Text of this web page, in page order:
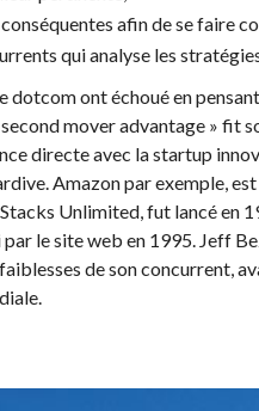
afin de se faire
qui analyse les
dotcom ont échoué en
second mover advantage » fit
directe avec la startup
Amazon par exemple,
Unlimited, fut lancé en
le site web en 1995. Jeff
de son concurrent,